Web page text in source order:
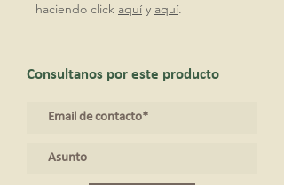
haciendo click aquí y aquí.
Consultanos por este producto